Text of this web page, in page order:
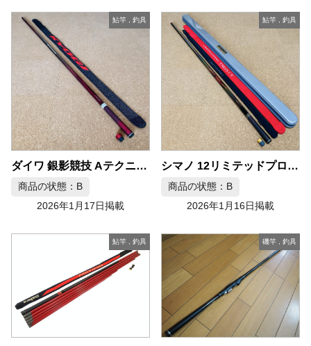
鮎竿, 釣具
ダイワ 銀影競技 Aテクニカル 90
商品の状態：B
2026年1月17日掲載
鮎竿 , 釣具
シマノ 12リミテッドプロ トラスティー type-R
商品の状態：B
2026年1月16日掲載
鮎竿, 釣具 磯竿 釣具